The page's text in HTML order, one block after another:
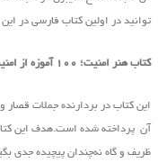
توانید در اولین کتاب فارسی در این
کتاب هنر امنیت؛ ۱۰۰ آموزه از امنیت سایبری:
این کتاب در بردارنده جملات قصار
آن پرداخته شده است.هدف این
ظریف و گاه نه‌چندان پیچیده جدی